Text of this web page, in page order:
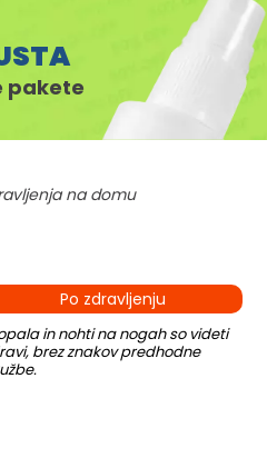
pakete
na domu
Po zdravljenju
in nohti na nogah so videti
brez znakov predhodne